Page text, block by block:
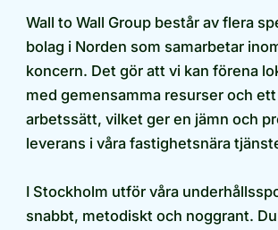
Wall to Wall Group består av flera
bolag i Norden som samarbetar
koncern. Det gör att vi kan förena
med gemensamma resurser och
arbetssätt, vilket ger en jämn och
leverans i våra fastighetsnära
I Stockholm utför våra
snabbt, metodiskt och noggrant.